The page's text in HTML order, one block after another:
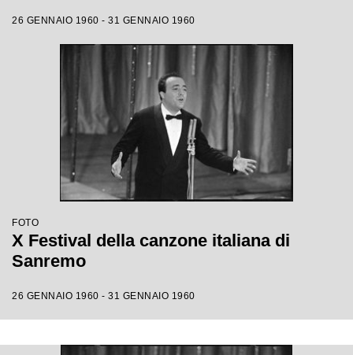
26 GENNAIO 1960 - 31 GENNAIO 1960
FOTO
X Festival della canzone italiana di
Sanremo
26 GENNAIO 1960 - 31 GENNAIO 1960